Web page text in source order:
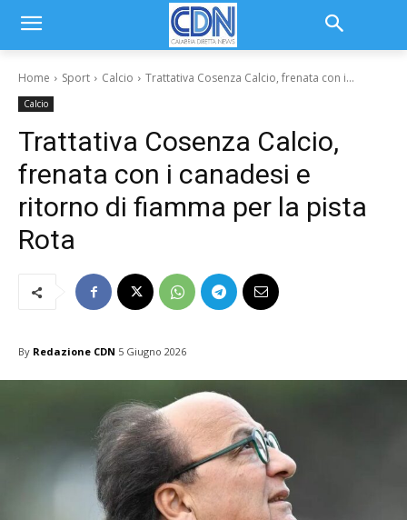
Home Sport Calcio Trattativa Cosenza Calcio, frenata con i...
Calcio
Trattativa Cosenza Calcio,
frenata con i canadesi e
ritorno di fiamma per la pista
Rota
By Redazione CDN 5 Giugno 2026